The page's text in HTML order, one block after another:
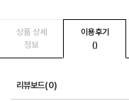
상품 상세
정보
이용후기
()
리뷰보드(0)